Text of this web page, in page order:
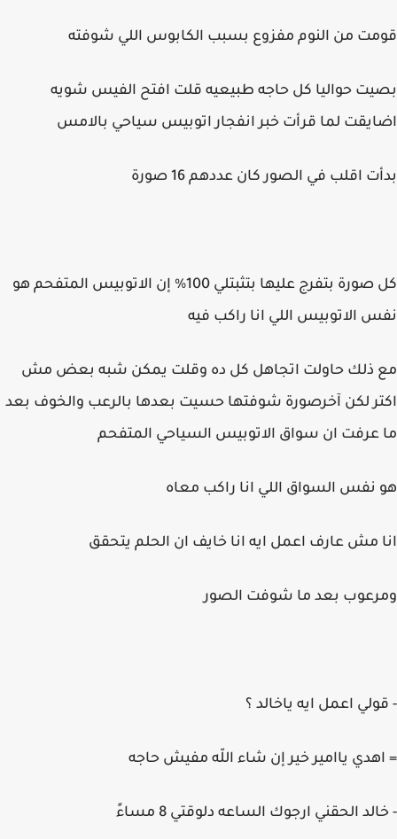
قومت من النوم مفزوع بسبب الكابوس اللي شوفته
بصيت حواليا كل حاجه طبيعيه قلت افتح الفيس شويه
اضايقت لما قرأت خبر انفجار اتوبيس سياحي بالامس
بدأت اقلب في الصور كان عددهم 16 صورة
كل صورة بتفرج عليها بتثبتلي 100% إن الاتوبيس المتفحم هو
نفس الاتوبيس اللي انا راكب فيه
مع ذلك حاولت اتجاهل كل ده وقلت يمكن شبه بعض مش
اكتر لكن آخرصورة شوفتها حسيت بعدها بالرعب والخوف بعد
ما عرفت ان سواق الاتوبيس السياحي المتفحم
هو نفس السواق اللي انا راكب معاه
انا مش عارف اعمل ايه انا خايف ان الحلم يتحقق
ومرعوب بعد ما شوفت الصور
- قولي اعمل ايه ياخالد ؟
= اهدي ياامير خير إن شاء اللّه مفيش حاجه
- خالد الحقني ارجوك الساعه دلوقتي 8 مساءً